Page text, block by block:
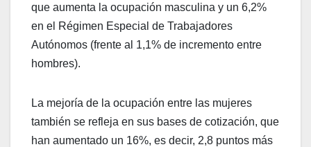
que aumenta la ocupación masculina y un 6,2%
en el Régimen Especial de Trabajadores
Autónomos (frente al 1,1% de incremento entre
hombres).
La mejoría de la ocupación entre las mujeres
también se refleja en sus bases de cotización, que
han aumentado un 16%, es decir, 2,8 puntos más